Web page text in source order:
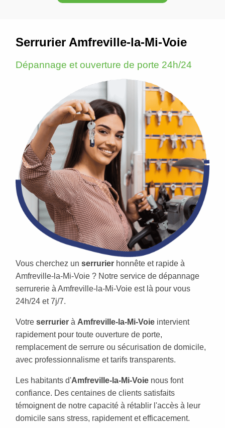
Serrurier Amfreville-la-Mi-Voie
Dépannage et ouverture de porte 24h/24
Vous cherchez un serrurier honnête et rapide à
Amfreville-la-Mi-Voie ? Notre service de dépannage
serrurerie à Amfreville-la-Mi-Voie est là pour vous
24h/24 et 7j/7.
Votre serrurier à Amfreville-la-Mi-Voie intervient
rapidement pour toute ouverture de porte,
remplacement de serrure ou sécurisation de domicile,
avec professionnalisme et tarifs transparents.
Les habitants d'Amfreville-la-Mi-Voie nous font
confiance. Des centaines de clients satisfaits
témoignent de notre capacité à rétablir l'accès à leur
domicile sans stress, rapidement et efficacement.